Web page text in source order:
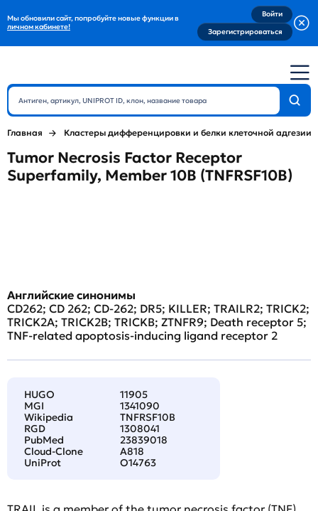
Мы обновили сайт, попробуйте новые функции в
личном кабинете!
Войти
Зарегистрироваться
Главная Кластеры дифференцировки и белки клеточной адгезии
Tumor Necrosis Factor Receptor
Superfamily, Member 10B (TNFRSF10B)
Английские синонимы
CD262; CD 262; CD-262; DR5; KILLER; TRAILR2; TRICK2;
TRICK2A; TRICK2B; TRICKB; ZTNFR9; Death receptor 5;
TNF-related apoptosis-inducing ligand receptor 2
HUGO
11905
MGI
1341090
Wikipedia
TNFRSF10B
RGD
1308041
PubMed
23839018
Cloud-Clone
A818
UniProt
O14763